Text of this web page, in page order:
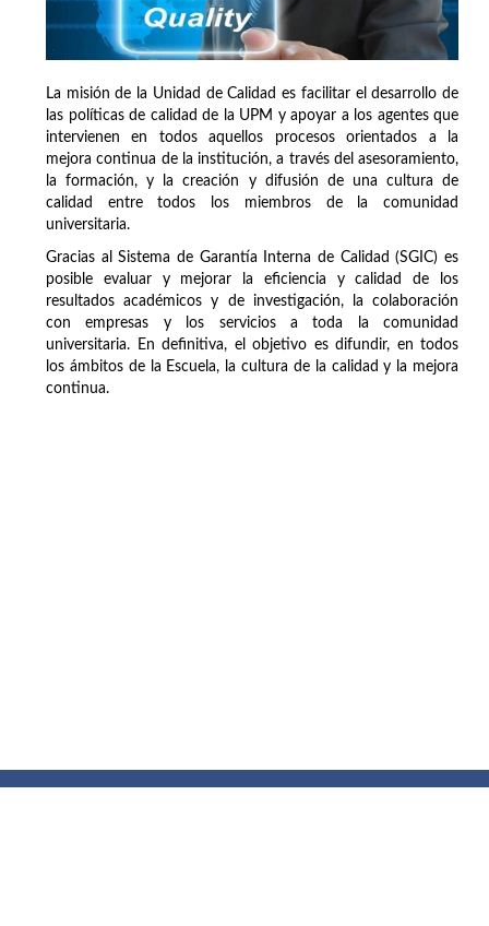
La misión de la Unidad de Calidad es facilitar el desarrollo de
las políticas de calidad de la UPM y apoyar a los agentes que
intervienen en todos aquellos procesos orientados a la
mejora continua de la institución, a través del asesoramiento,
la formación, y la creación y difusión de una cultura de
calidad entre todos los miembros de la comunidad
universitaria.
Gracias al Sistema de Garantía Interna de Calidad (SGIC) es
posible evaluar y mejorar la eficiencia y calidad de los
resultados académicos y de investigación, la colaboración
con empresas y los servicios a toda la comunidad
universitaria. En definitiva, el objetivo es difundir, en todos
los ámbitos de la Escuela, la cultura de la calidad y la mejora
continua.